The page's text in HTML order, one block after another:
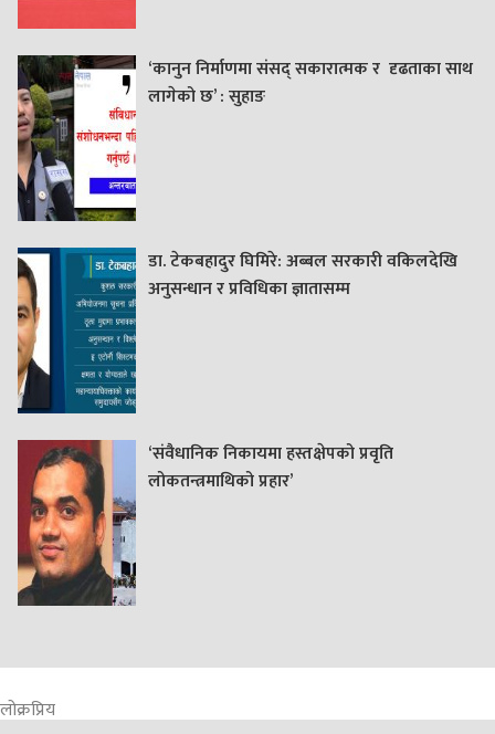
‘कानुन निर्माणमा संसद् सकारात्मक र दृढताका साथ
लागेको छ’ : सुहाङ
डा. टेकबहादुर घिमिरे: अब्बल सरकारी वकिलदेखि
अनुसन्धान र प्रविधिका ज्ञातासम्म
‘संवैधानिक निकायमा हस्तक्षेपको प्रवृति
लोकतन्त्रमाथिको प्रहार’
लोक्रप्रिय